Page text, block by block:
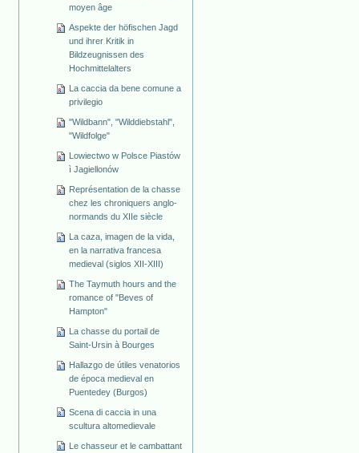
moyen âge
Aspekte der höfischen Jagd
und ihrer Kritik in
Bildzeugnissen des
Hochmittelalters
La caccia da bene comune a
privilegio
"Wildbann", "Wilddiebstahl",
"Wildfolge"
Lowiectwo w Polsce Piastów
ì Jagiellonów
Représentation de la chasse
chez les chroniquers anglo-
normands du XIIe siècle
La caza, imagen de la vida,
en la narrativa francesa
medieval (siglos XII-XIII)
The Taymuth hours and the
romance of "Beves of
Hampton"
La chasse du portail de
Saint-Ursin à Bourges
Hallazgo de útiles venatorios
de época medieval en
Puentedey (Burgos)
Scena di caccia in una
scultura altomedievale
Le chasseur et le cambattant